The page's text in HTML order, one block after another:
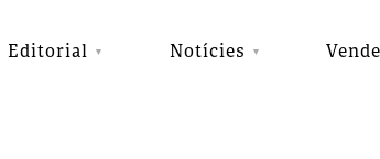
Editorial Notícies